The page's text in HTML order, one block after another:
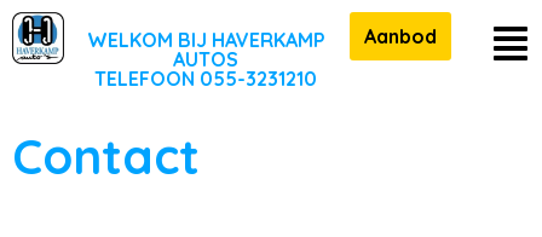
WELKOM BIJ HAVERKAMP
AUTOS
TELEFOON 055-3231210
Aanbod
Contact